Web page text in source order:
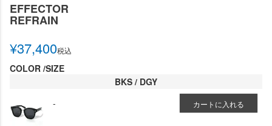
EFFECTOR
REFRAIN
¥37,400税込
COLOR SIZE
BKS / DGY
-
カートに入れる